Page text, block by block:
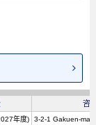
咨
年度) 3-2-1 Gakuen-